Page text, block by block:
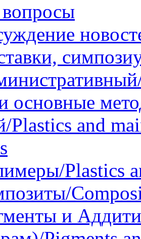
основные
Plastics and
Plastics
и